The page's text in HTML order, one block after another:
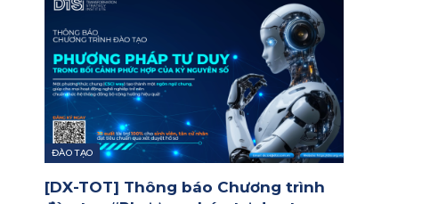
ĐÀO TẠO
[DX-TOT] Thông báo Chương trình